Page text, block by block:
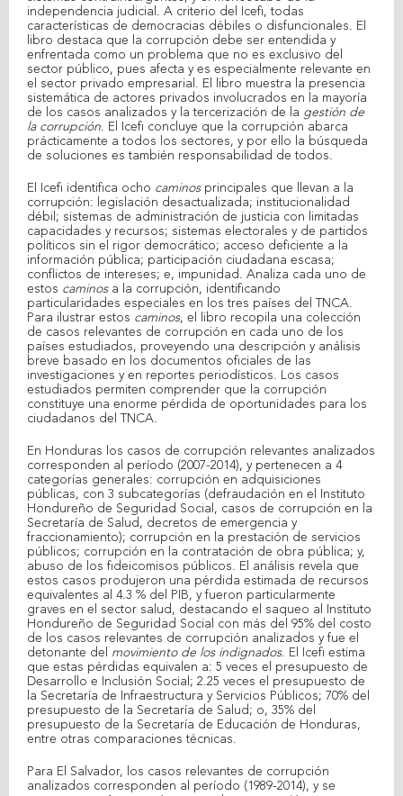
independencia judicial. A criterio del Icefi, todas
características de democracias débiles o disfuncionales. El
libro destaca que la corrupción debe ser entendida y
enfrentada como un problema que no es exclusivo del
sector público, pues afecta y es especialmente relevante en
el sector privado empresarial. El libro muestra la presencia
sistemática de actores privados involucrados en la mayoría
de los casos analizados y la tercerización de la gestión de
la corrupción. El Icefi concluye que la corrupción abarca
prácticamente a todos los sectores, y por ello la búsqueda
de soluciones es también responsabilidad de todos.
El Icefi identifica ocho caminos principales que llevan a la
corrupción: legislación desactualizada; institucionalidad
débil; sistemas de administración de justicia con limitadas
capacidades y recursos; sistemas electorales y de partidos
políticos sin el rigor democrático; acceso deficiente a la
información pública; participación ciudadana escasa;
conflictos de intereses; e, impunidad. Analiza cada uno de
estos caminosa la corrupción, identificando
particularidades especiales en los tres países del TNCA.
Para ilustrar estos caminos, el libro recopila una colección
de casos relevantes de corrupción en cada uno de los
países estudiados, proveyendo una descripción y análisis
breve basado en los documentos oficiales de las
investigaciones y en reportes periodísticos. Los casos
estudiados permiten comprender que la corrupción
constituye una enorme pérdida de oportunidades para los
ciudadanos del TNCA.
En Honduras los casos de corrupción relevantes analizados
corresponden al período (2007-2014), y pertenecen a 4
categorías generales: corrupción en adquisiciones
públicas, con 3 subcategorías (defraudación en el Instituto
Hondureño de Seguridad Social, casos de corrupción en la
Secretaría de Salud, decretos de emergencia y
fraccionamiento); corrupción en la prestación de servicios
públicos; corrupción en la contratación de obra pública; y,
abuso de los fideicomisos públicos. El análisis revela que
estos casos produjeron una pérdida estimada de recursos
equivalentes al 4.3 % del PIB, y fueron particularmente
graves en el sector salud, destacando el saqueo al Instituto
Hondureño de Seguridad Social con más del 95% del costo
de los casos relevantes de corrupción analizados y fue el
detonante del movimiento de los indignados. El Icefi estima
que estas pérdidas equivalen a: 5 veces el presupuesto de
Desarrollo e Inclusión Social; 2.25 veces el presupuesto de
la Secretaría de Infraestructura y Servicios Públicos; 70% del
presupuesto de la Secretaría de Salud; o, 35% del
presupuesto de la Secretaría de Educación de Honduras,
entre otras comparaciones técnicas.
Para El Salvador, los casos relevantes de corrupción
analizados corresponden al período (1989-2014), y se